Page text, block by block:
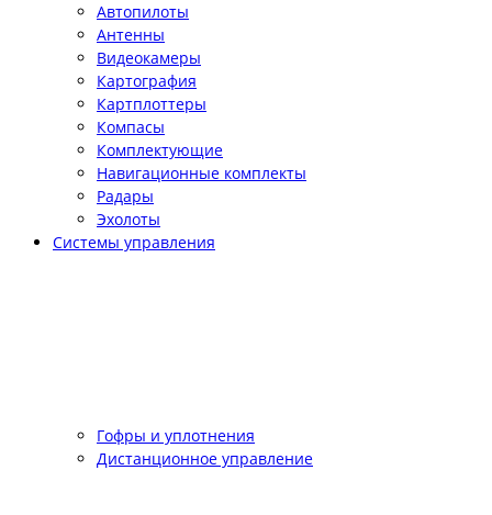
Автопилоты
Антенны
Видеокамеры
Картография
Картплоттеры
Компасы
Комплектующие
Навигационные комплекты
Радары
Эхолоты
Системы управления
Гофры и уплотнения
Дистанционное управление